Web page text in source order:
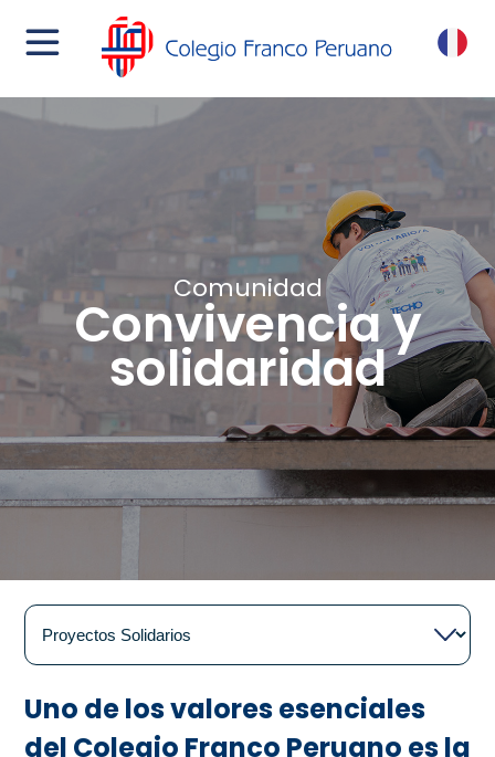
menu FR
Comunidad
Convivencia y
solidaridad
Uno de los valores esenciales
del Colegio Franco Peruano es la